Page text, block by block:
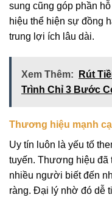
sung cũng góp phần
hiệu thể hiện sự đồng
trung lợi ích lâu dài.
Xem Thêm:
Rút
Trình Chỉ 3 Bước
Thương hiệu mạnh
Uy tín luôn là yếu tố
tuyến. Thương hiệu
nhiều người biết đến
ràng. Đại lý nhờ đó dễ